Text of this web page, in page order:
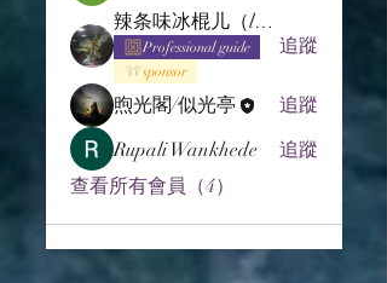
辣条味冰棍儿（lof别玩了要氪金的）
Professional guide
sponsor
追蹤
煦光閣/似光亭
追蹤
Rupali Wankhede
追蹤
查看所有會員（4）